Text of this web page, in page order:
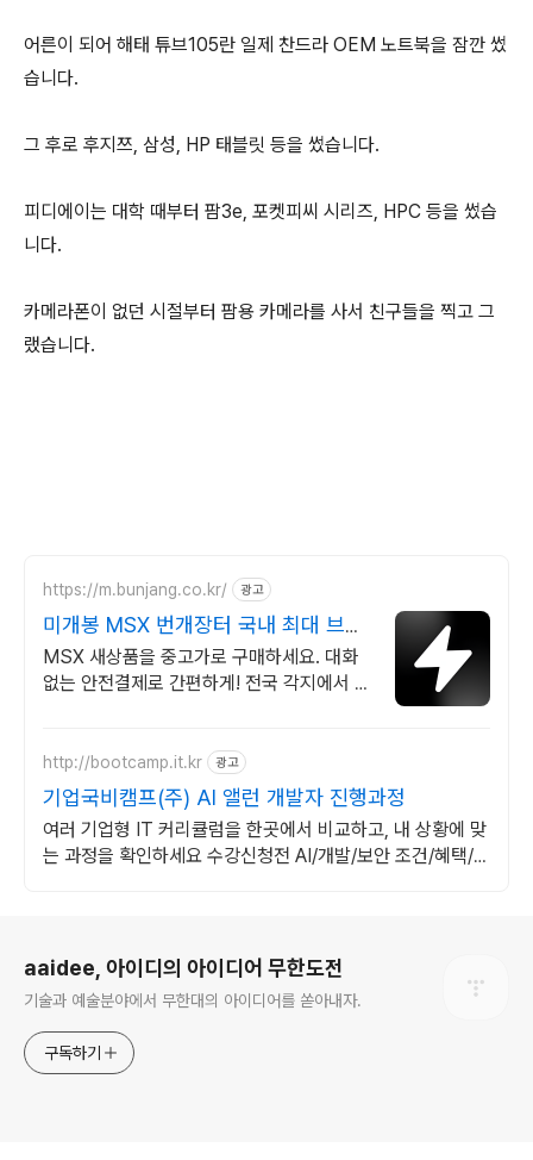
어른이 되어 해태 튜브105란 일제 찬드라 OEM 노트북을 잠깐 썼
습니다.
그 후로 후지쯔, 삼성, HP 태블릿 등을 썼습니다.
피디에이는 대학 때부터 팜3e, 포켓피씨 시리즈, HPC 등을 썼습
니다.
카메라폰이 없던 시절부터 팜용 카메라를 사서 친구들을 찍고 그
랬습니다.
https://m.bunjang.co.kr/ 광고
미개봉 MSX 번개장터 국내 최대 브랜
드 중고거래
MSX 새상품을 중고가로 구매하세요. 대화
없는 안전결제로 간편하게! 전국 각지에서 올
http://bootcamp.it.kr 광고
기업국비캠프(주) AI 앨런 개발자 진행과정
여러 기업형 IT 커리큘럼을 한곳에서 비교하고, 내 상황에 맞
는 과정을 확인하세요 수강신청전 AI/개발/보안 조건/혜택/커
aaidee, 아이디의 아이디어 무한도전
기술과 예술분야에서 무한대의 아이디어를 쏟아내자.
구독하기